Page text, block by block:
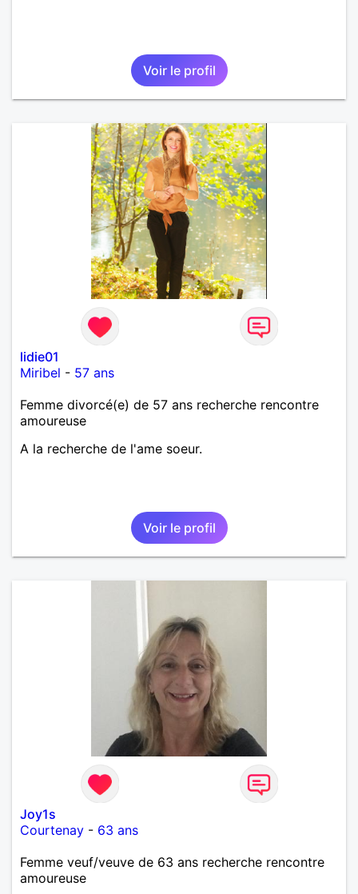
Voir le profil
lidie01
Miribel - 57 ans
Femme divorcé(e) de 57 ans recherche rencontre
amoureuse
A la recherche de l'ame soeur.
Voir le profil
Joy1s
Courtenay - 63 ans
Femme veuf/veuve de 63 ans recherche rencontre
amoureuse